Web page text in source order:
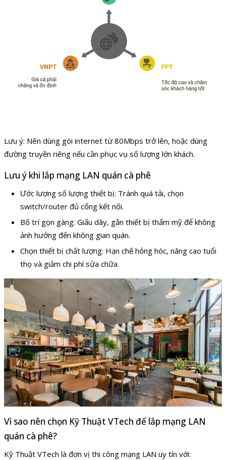
Lưu ý: Nên dùng gói internet từ 80Mbps trở lên, hoặc dùng
đường truyền riêng nếu cần phục vụ số lượng lớn khách.
Lưu ý khi lắp mạng LAN quán cà phê
Ước lượng số lượng thiết bị: Tránh quá tải, chọn
switch/router đủ cổng kết nối.
Bố trí gọn gàng: Giấu dây, gắn thiết bị thẩm mỹ để không
ảnh hưởng đến không gian quán.
Chọn thiết bị chất lượng: Hạn chế hỏng hóc, nâng cao tuổi
thọ và giảm chi phí sửa chữa.
Vì sao nên chọn Kỹ Thuật VTech để lắp mạng LAN
quán cà phê?
Kỹ Thuật VTech là đơn vị thi công mạng LAN uy tín với: